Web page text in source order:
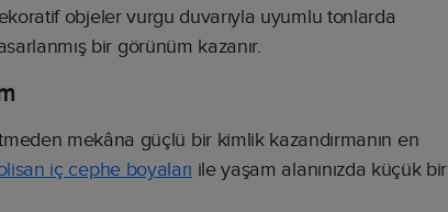
objeler vurgu duvarıyla uyumlu tonlarda
bir görünüm kazanır.
mekâna güçlü bir kimlik kazandırmanın en
iç cephe boyaları ile yaşam alanınızda küçük bir